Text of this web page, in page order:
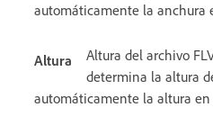
automáticamente la anchura
Altura
Altura del archivo
determina la altura
automáticamente la altura en